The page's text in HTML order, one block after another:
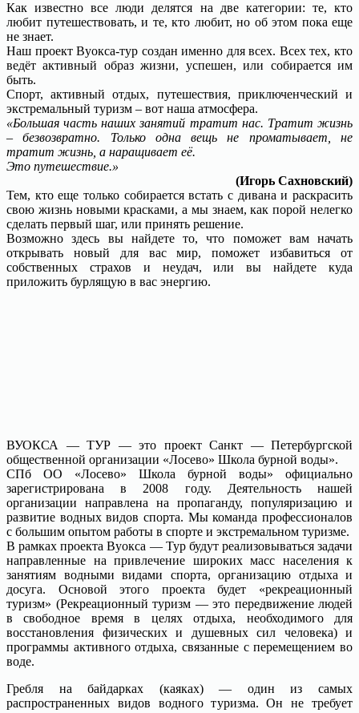
Как известно все люди делятся на две категории: те, кто
любит путешествовать, и те, кто любит, но об этом пока еще
не знает.
Наш проект Вуокса-тур создан именно для всех. Всех тех, кто
ведёт активный образ жизни, успешен, или собирается им
быть.
Спорт, активный отдых, путешествия, приключенческий и
экстремальный туризм – вот наша атмосфера.
«Большая часть наших занятий тратит нас. Тратит жизнь
– безвозвратно. Только одна вещь не проматывает, не
тратит жизнь, а наращивает её.
Это путешествие.»
(Игорь Сахновский)
Тем, кто еще только собирается встать с дивана и раскрасить
свою жизнь новыми красками, а мы знаем, как порой нелегко
сделать первый шаг, или принять решение.
Возможно здесь вы найдете то, что поможет вам начать
открывать новый для вас мир, поможет избавиться от
собственных страхов и неудач, или вы найдете куда
приложить бурлящую в вас энергию.
ВУОКСА — ТУР — это проект Санкт — Петербургской
общественной организации «Лосево» Школа бурной воды».
СПб ОО «Лосево» Школа бурной воды» официально
зарегистрирована в 2008 году. Деятельность нашей
организации направлена на пропаганду, популяризацию и
развитие водных видов спорта. Мы команда профессионалов
с большим опытом работы в спорте и экстремальном туризме.
В рамках проекта Вуокса — Тур будут реализовываться задачи
направленные на привлечение широких масс населения к
занятиям водными видами спорта, организацию отдыха и
досуга. Основой этого проекта будет «рекреационный
туризм» (Рекреационный туризм — это передвижение людей
в свободное время в целях отдыха, необходимого для
восстановления физических и душевных сил человека) и
программы активного отдыха, связанные с перемещением во
воде.
Гребля на байдарках (каяках) — один из самых
распространенных видов водного туризма. Он не требует